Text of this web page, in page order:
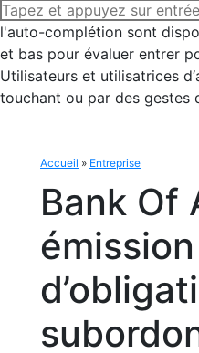
Recherche
:l'auto-complétion sont
et bas pour évaluer entrer
Utilisateurs et utilisatrices
touchant ou par des gestes
Accueil » Entreprise
Bank Of
émission